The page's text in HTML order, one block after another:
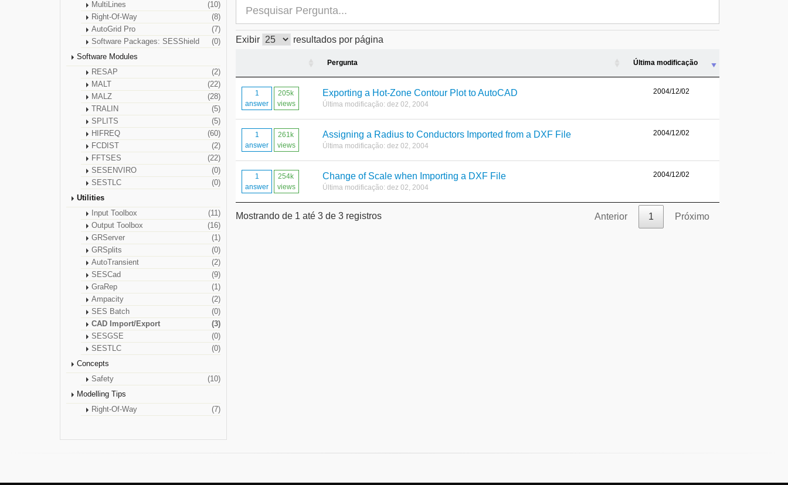
MultiLines
(10)
Right-Of-Way
(8)
AutoGrid Pro
(7)
Software Packages: SESShield
(0)
Software Modules
RESAP
(2)
MALT
(22)
MALZ
(28)
TRALIN
(5)
SPLITS
(5)
HIFREQ
(60)
FCDIST
(2)
FFTSES
(22)
SESENVIRO
(0)
SESTLC
(0)
Utilities
Input Toolbox
(11)
Output Toolbox
(16)
GRServer
(1)
GRSplits
(0)
AutoTransient
(2)
SESCad
(9)
GraRep
(1)
Ampacity
(2)
SES Batch
(0)
CAD Import/Export
(3)
SESGSE
(0)
SESTLC
(0)
Concepts
Safety
(10)
Modelling Tips
Right-Of-Way
(7)
Exibir resultados por página
Pergunta Última modificação
1
answer
205k
views
Exporting a Hot-Zone Contour Plot to AutoCAD
Última modificação: dez 02, 2004
2004/12/02
1
answer
261k
views
Assigning a Radius to Conductors Imported from a DXF File
Última modificação: dez 02, 2004
2004/12/02
1
answer
254k
views
Change of Scale when Importing a DXF File
Última modificação: dez 02, 2004
2004/12/02
Mostrando de 1 até 3 de 3 registros Anterior 1 Próximo